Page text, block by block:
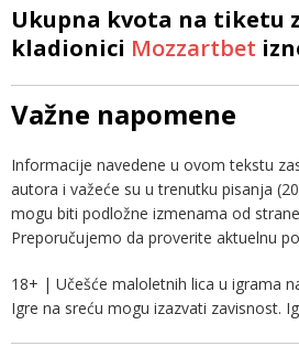
Ukupna kvota na tiketu
kladionici Mozzartbet
Važne napomene
Informacije navedene u ovom tekstu
autora i važeće su u trenutku pisanja
mogu biti podložne izmenama od
Preporučujemo da proverite aktuelnu
18+ | Učešće maloletnih lica u igrama
Igre na sreću mogu izazvati zavisnost.